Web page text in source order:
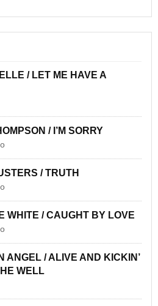
/ LET ME HAVE A
/ I’M SORRY
/ TRUTH
WHITE / CAUGHT BY LOVE
ANGEL / ALIVE AND KICKIN’
WELL